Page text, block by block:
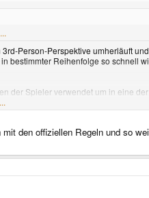
Person-Perspektive umherläuft
Reihenfolge so schnell
der Spieler verwendet um in eine
den offiziellen Regeln und so